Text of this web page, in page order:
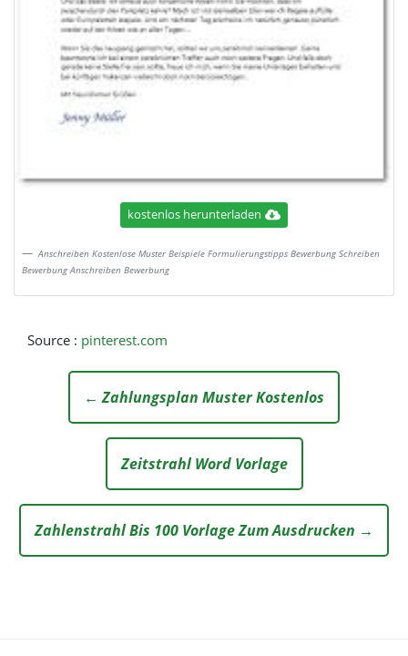
kostenlos herunterladen
Anschreiben Kostenlose Muster Beispiele Formulierungstipps Bewerbung Schreiben
Bewerbung Anschreiben Bewerbung
Source : pinterest.com
← Zahlungsplan Muster Kostenlos
Zeitstrahl Word Vorlage
Zahlenstrahl Bis 100 Vorlage Zum Ausdrucken →